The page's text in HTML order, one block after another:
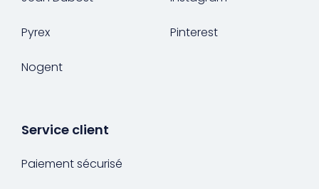
Pyrex
Nogent
Pinterest
Service client
Paiement sécurisé